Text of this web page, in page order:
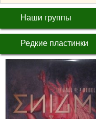
Наши группы
Редкие пластинки